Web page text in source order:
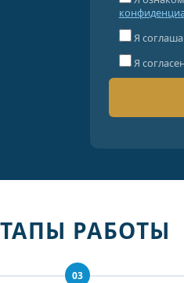
Я
Я
РАБОТЫ
03